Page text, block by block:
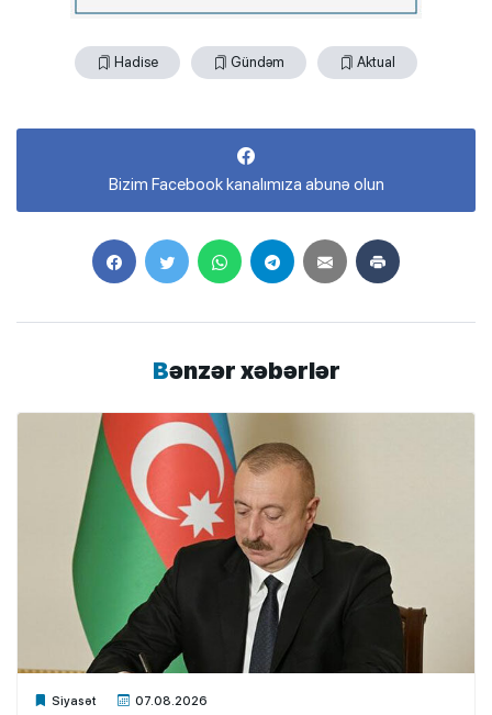
Hadise Gündəm Aktual
Bizim Facebook kanalımıza abunə olun
Bənzər xəbərlər
Siyasət 07.08.2026
Xalq.Online